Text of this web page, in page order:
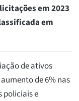
em 2023
em
de ativos
de 6% nas
policiais e